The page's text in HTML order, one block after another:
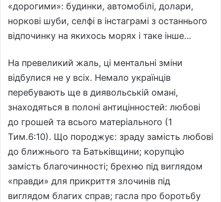
«дорогими»: будинки, автомобілі, долари,
норкові шуби, селфі в інстаграмі з останнього
відпочинку на якихось морях і таке інше…
На превеликий жаль, ці ментальні зміни
відбулися не у всіх. Немало українців
перебувають ще в диявольській омані,
знаходяться в полоні антицінностей: любові
до грошей та всього матеріального (1
Тим.6:10). Що породжує: зраду замість любові
до ближнього та Батьківщини; корупцію
замість благочинності; брехню під виглядом
«правди» для прикриття злочинів під
виглядом благих справ; гасла про боротьбу